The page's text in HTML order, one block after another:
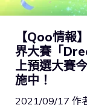
【Qoo情報
界大賽「
上預選大賽
施中！
2021/09/17 作